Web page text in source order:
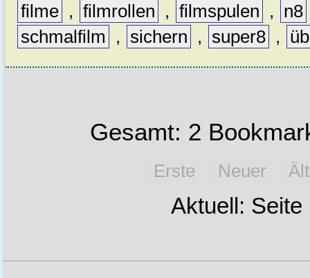
filme , filmrollen , filmspulen , n8
schmalfilm
, sichern , super8 ,
Gesamt: 2
Erste Neuer
Aktuell: Seite